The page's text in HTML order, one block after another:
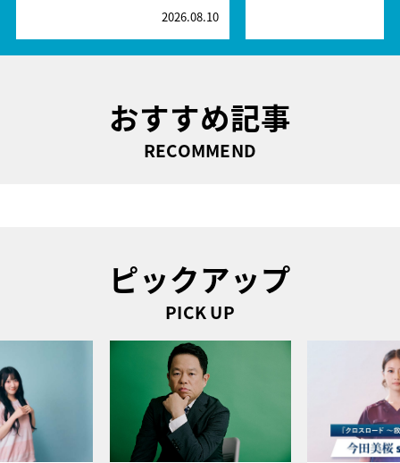
2026.08.10
おすすめ記事
RECOMMEND
ピックアップ
PICK UP